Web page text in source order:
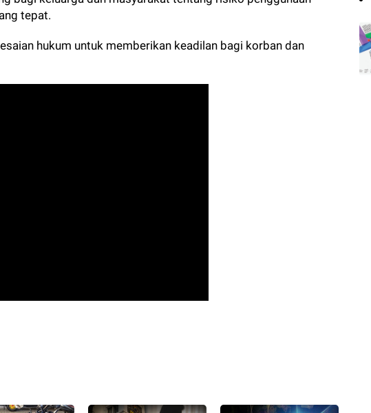
tepat.
hukum untuk memberikan keadilan bagi korban dan